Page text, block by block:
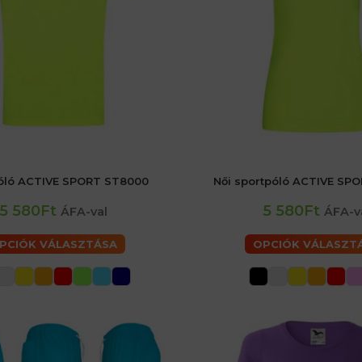
48 (M) férfiaké
52 (L) férfiaké
ACTIVE SPORT ST8000
5 580Ft ÁFA-val
VÁLASZTÁSA
női 36 (S) női 40 (M) női 44 (L)
Női sportpóló ACTIVE
5 580Ft ÁFA-
OPCIÓK